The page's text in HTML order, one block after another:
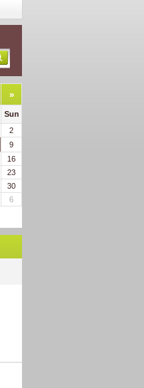
»
Sun
2
9
16
23
30
6